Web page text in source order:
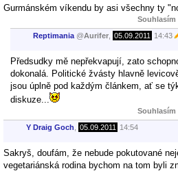
Gurmánském víkendu by asi všechny ty
Souhlasím
Reptimania @Aurifer 05.09.2011 14:43
Předsudky mě nepřekvapují, zato
dokonalá. Politické žvásty hlavně
jsou úplně pod každým článkem, ať se
diskuze...
Souhlasím
Y Draig Goch 05.09.2011 14:54
Sakryš, doufám, že nebude pokutované
vegetariánská rodina bychom na tom byli